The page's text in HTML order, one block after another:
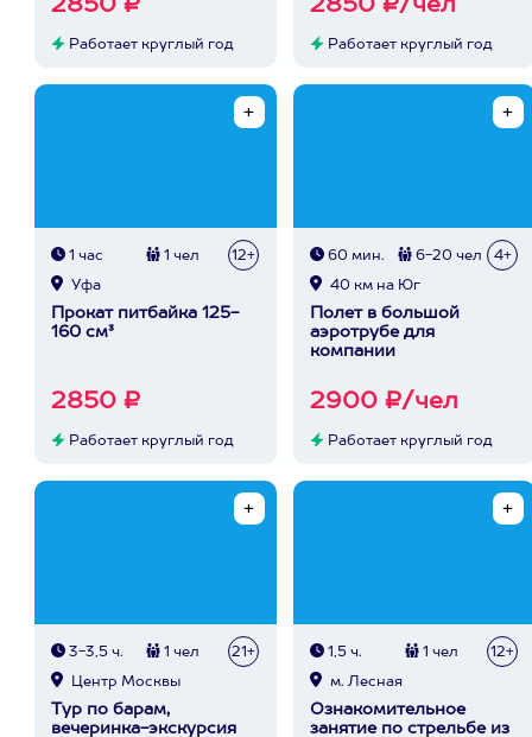
2850 ₽
Работает круглый год
2850 ₽/чел
Работает круглый год
1 час 1 чел 12+
Уфа
Прокат питбайка 125-
160 см³
2850 ₽
Работает круглый год
60 мин. 6-20 чел 4+
40 км на Юг
Полет в большой
аэротрубе для
компании
2900 ₽/чел
Работает круглый год
3-3,5 ч. 1 чел 21+
Центр Москвы
Тур по барам,
вечеринка-экскурсия
1,5 ч. 1 чел 12+
м. Лесная
Ознакомительное
занятие по стрельбе из